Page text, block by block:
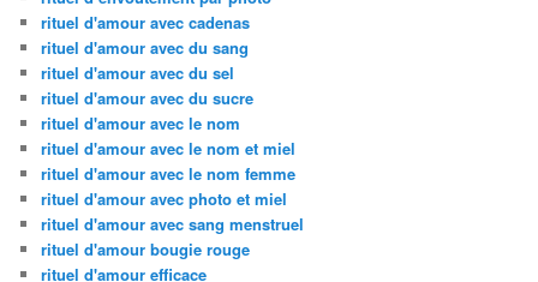
rituel d'amour avec cadenas
rituel d'amour avec du sang
rituel d'amour avec du sel
rituel d'amour avec du sucre
rituel d'amour avec le nom
rituel d'amour avec le nom et miel
rituel d'amour avec le nom femme
rituel d'amour avec photo et miel
rituel d'amour avec sang menstruel
rituel d'amour bougie rouge
rituel d'amour efficace